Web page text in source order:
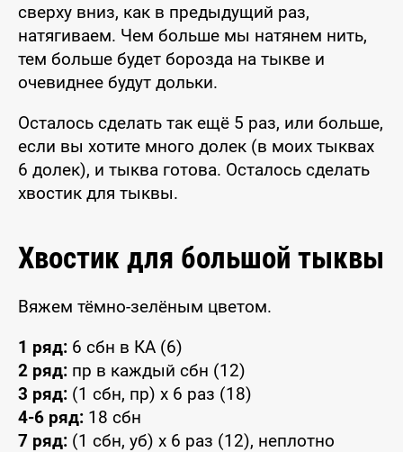
сверху вниз, как в предыдущий раз,
натягиваем. Чем больше мы натянем нить,
тем больше будет борозда на тыкве и
очевиднее будут дольки.
Осталось сделать так ещё 5 раз, или больше,
если вы хотите много долек (в моих тыквах
6 долек), и тыква готова. Осталось сделать
хвостик для тыквы.
Хвостик для большой тыквы
Вяжем тёмно-зелёным цветом.
1 ряд: 6 сбн в КА (6)
2 ряд: пр в каждый сбн (12)
3 ряд: (1 сбн, пр) x 6 раз (18)
4-6 ряд: 18 сбн
7 ряд: (1 сбн, уб) x 6 раз (12), неплотно